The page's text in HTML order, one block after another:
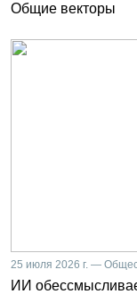
Общие векторы
25 июля 2026 г. —
ИИ